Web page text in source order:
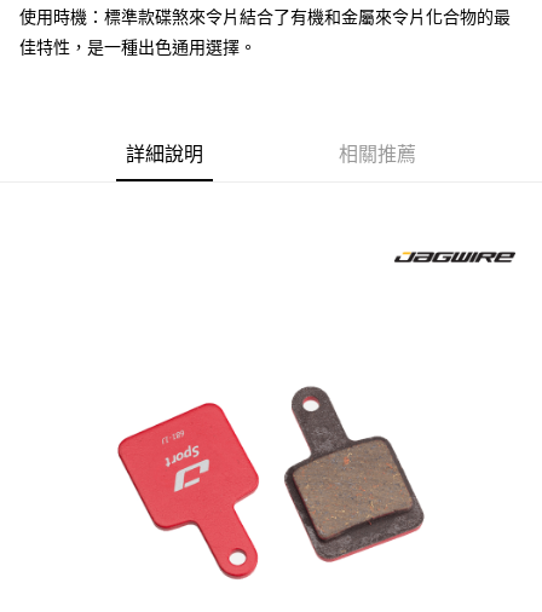
ATM／網路銀行／等多元方式進行付款，方視為交易完成。
※ 請注意：結帳手續完成當下不需立刻繳費，但若您需要取消訂單，請聯絡
購買商品的店家。未經商家同意取消之訂單仍視為有效，需透過AFTEE先享
客戶支援中心」 https://netprotections.freshdesk.com/support/home
時審查核予不同之上限額度；若仍有額度不足之情形，本公司將視審查結果
請求用戶進行身份認證。
５．嚴禁一人註冊多個帳號或使用他人資訊註冊。若發現惡意使用之情形，
恩沛科技股份有限公司將有權停止該用戶之使用額度並採取法律行動。
7-11取貨付款
每筆NT$60
離島宅配（澎湖、金門、馬祖、小琉球、綠島、蘭嶼）
使用時機：標準款碟煞來令片結合了有機和金屬來令片化合物的最
佳特性，是一種出色通用選擇。
詳細說明 相關推薦